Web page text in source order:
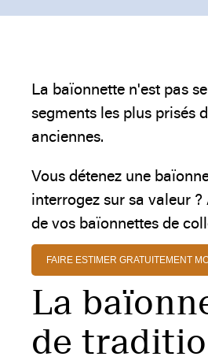
La baïonnette n'est pas
segments les plus prisés
anciennes.
Vous détenez une
interrogez sur sa valeur
de vos baïonnettes de
FAIRE ESTIMER GRATUITEMENT
La
de